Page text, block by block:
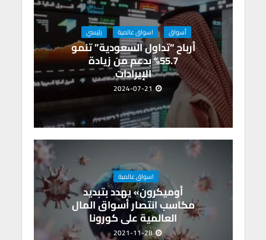
أسواق اسواق عالمية رئيسي
أرباح “تداول السعودية” تنمو
55.7% بدعم من زيادة
الإيرادات
2024-07-21
اسواق عالمية
أوميكرون» يهدد بتبديد
مكاسب انتصار أسواق المال
العالمية على كورونا
2021-11-28